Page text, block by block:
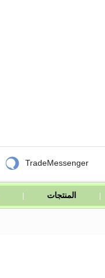
 TradeMessenger
المنتجات